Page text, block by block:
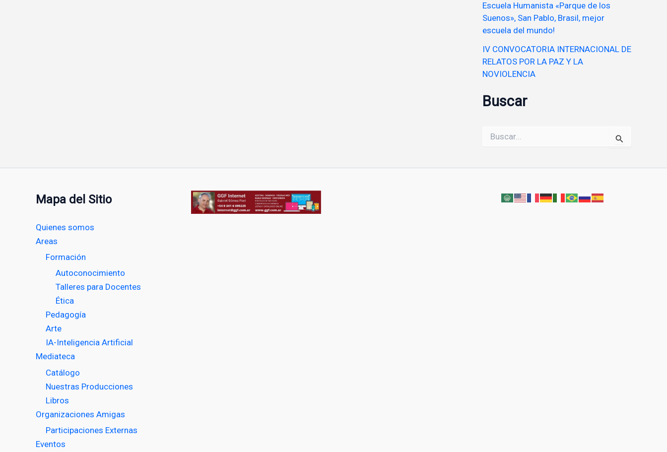
Escuela Humanista «Parque de los
Suenos», San Pablo, Brasil, mejor
escuela del mundo!
IV CONVOCATORIA INTERNACIONAL DE
RELATOS POR LA PAZ Y LA
NOVIOLENCIA
Buscar
por:
Mapa del Sitio
Quienes somos
Areas
Formación
Autoconocimiento
Talleres para Docentes
Ética
Pedagogía
Arte
IA-Inteligencia Artificial
Mediateca
Catálogo
Nuestras Producciones
Libros
Organizaciones Amigas
Participaciones Externas
Eventos